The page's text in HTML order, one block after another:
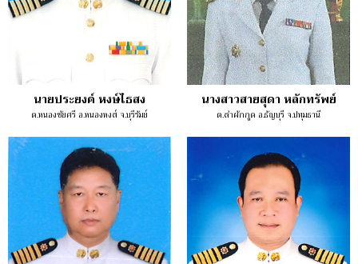
นายประยงค์ หงษ์ไธสง
ต.หนองชัยศรี อ.หนองหงส์ จ.บุรีรัมย์
นางสาวสายสุดา หลักทรัพย์
ต.ลำผักกูด อ.ธัญบุรี จ.ปทุมธานี